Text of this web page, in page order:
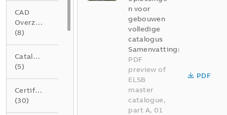
CAD
Overzichtstekening
(8)
Catalogus
(5)
Certificaat
(30)
n voor
gebouwen
volledige
catalogus
Samenvatting:
PDF
preview of
ELSB
master
catalogue,
part A, 01
PDF